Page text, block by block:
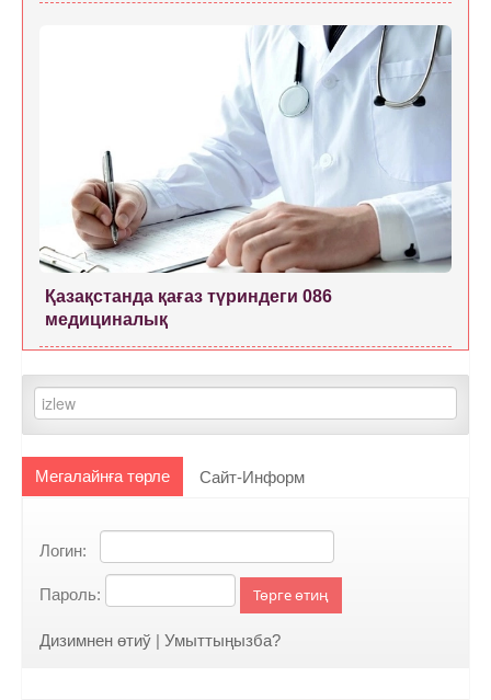
Қазақстанда қағаз түриндеги 086
медициналық
Мегалайнға төрле Сайт-Информ
Логин:
Пароль: Төрге өтиң
Дизимнен өтиў | Умыттыңызба?